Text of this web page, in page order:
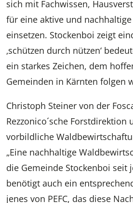
sich mit Fachwissen,
für eine aktive und
einsetzen. Stockenboi zeigt
‚schützen durch nützen‘
ein starkes Zeichen, dem
Gemeinden in Kärnten folgen
Christoph Steiner von der
Rezzonico´sche
vorbildliche
„Eine nachhaltige
die Gemeinde Stockenboi seit
benötigt auch ein
jenes von PEFC, das diese